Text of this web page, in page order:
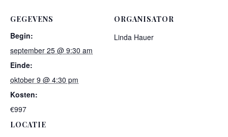
GEGEVENS
Begin:
september 25 @ 9:30 am
Einde:
oktober 9 @ 4:30 pm
Kosten:
€997
LOCATIE
ORGANISATOR
Linda Hauer